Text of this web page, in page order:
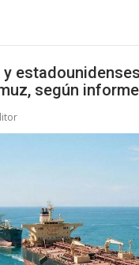
según